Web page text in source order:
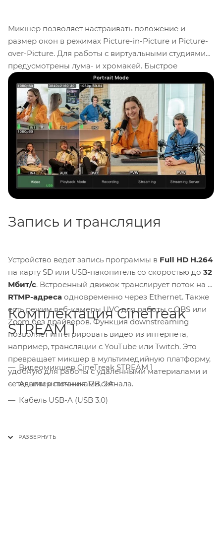
Микшер позволяет настраивать положение и
размер окон в режимах Picture-in-Picture и Picture-
over-Picture. Для работы с виртуальными студиями
предусмотрены лума- и хромакей. Быстрое
переключение между форматами
упрощает адаптацию контента для разных
площадок.
Запись и трансляция
Устройство ведет запись программы в Full HD H.264
на карту SD или USB-накопитель со скоростью до 32
Мбит/с. Встроенный движок транслирует поток на 2
RTMP-адреса одновременно через Ethernet. Также
есть режим веб-камеры UVC для работы с OBS или
Zoom без драйверов. Функция downstreaming
позволяет интегрировать видео из интернета,
например, трансляции с YouTube или Twitch. Это
превращает микшер в мультимедийную платформу,
удобную для работы с удаленными материалами и
сетевыми источниками сигнала.
Комплектация CineTreak
STREAM 1
Видеомикшер CineTreak STREAM 1
Адаптер питания 12В, 2А
Кабель USB-A (USB 3.0)